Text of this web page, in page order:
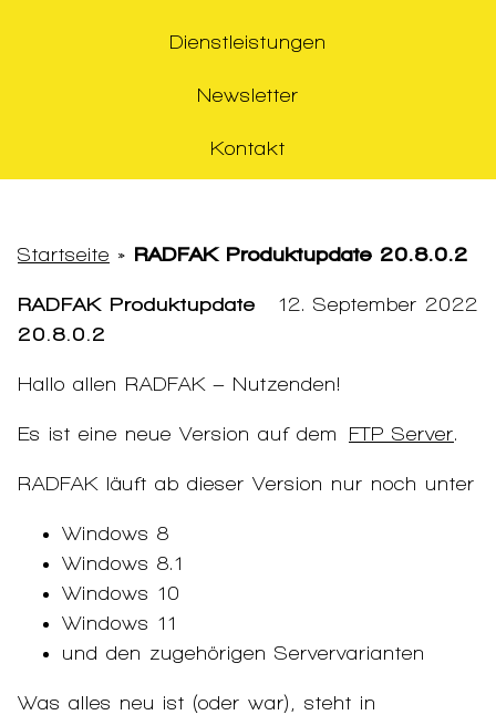
Dienstleistungen
Newsletter
Kontakt
Startseite » RADFAK Produktupdate 20.8.0.2
12. September 2022
RADFAK Produktupdate
20.8.0.2
Hallo allen RADFAK – Nutzenden!
Es ist eine neue Version auf dem FTP Server.
RADFAK läuft ab dieser Version nur noch unter
Windows 8
Windows 8.1
Windows 10
Windows 11
und den zugehörigen Servervarianten
Was alles neu ist (oder war), steht in